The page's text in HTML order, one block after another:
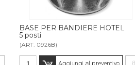
BASE PER BANDIERE HOTEL
5 posti
(ART. 0926B)
Aggiungi al preventivo